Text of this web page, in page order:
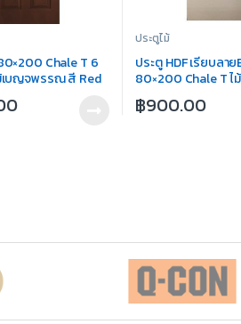
Chale T 6
เบญจพรรณ สี Red
ประตูไม้
ประตู HDF เรียบลาย
80×200 Chale T ไม้
เบญจพรรณ กรอบกร
฿900.00